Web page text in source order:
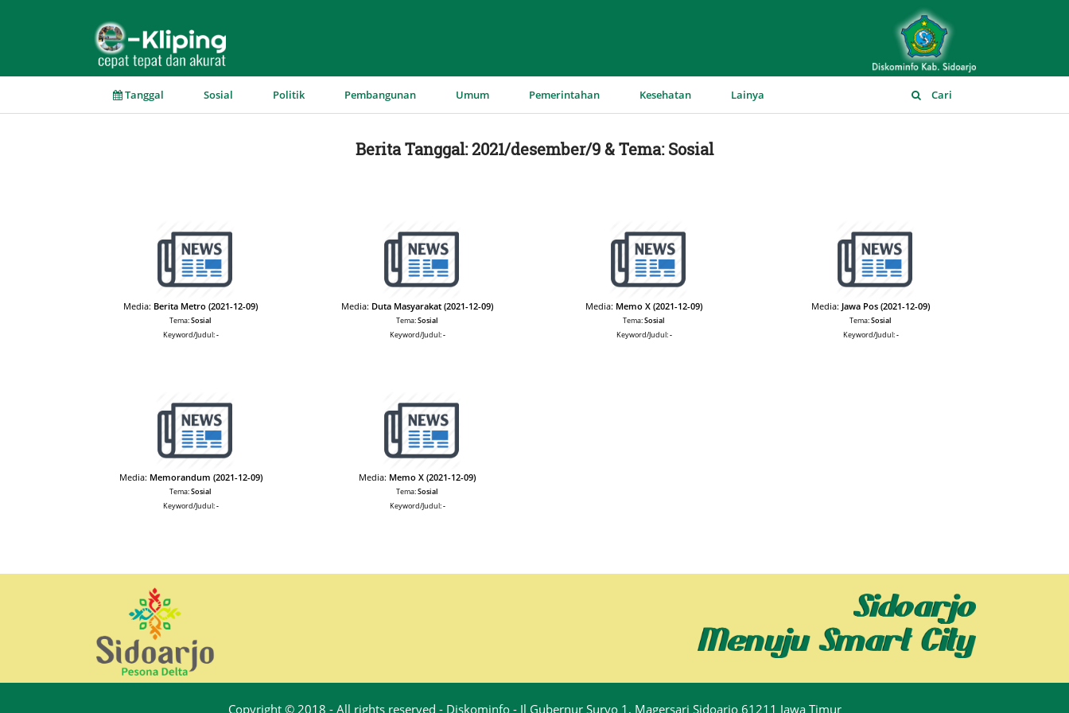
Tanggal Sosial Politik Pembangunan Umum Pemerintahan Kesehatan Lainya Cari
Berita Tanggal: 2021/desember/9 & Tema: Sosial
Media: Berita Metro (2021-12-09)
Tema:Sosial
Keyword/Judul:-
Media: Duta Masyarakat (2021-12-09)
Tema:Sosial
Keyword/Judul:-
Media: Memo X (2021-12-09)
Tema:Sosial
Keyword/Judul:-
Media: Jawa Pos (2021-12-09)
Tema:Sosial
Keyword/Judul:-
Media: Memorandum (2021-12-09)
Tema:Sosial
Keyword/Judul:-
Media: Memo X (2021-12-09)
Tema:Sosial
Keyword/Judul:-
Copyright © 2018 - All rights reserved - Diskominfo - Jl Gubernur Suryo 1, Magersari Sidoarjo 61211 Jawa Timur